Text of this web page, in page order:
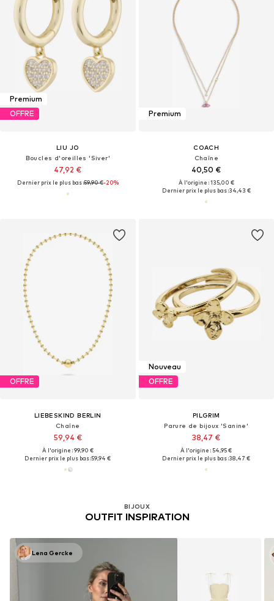
Premium
OFFRE
LIU JO
Boucles d'oreilles 'Siver'
47,92 €
Dernier prix le plus bas :59,90 €-20%
Premium
COACH
Chaîne
40,50 €
À l'origine : 135,00 €
Dernier prix le plus bas :34,43 €
OFFRE
LIEBESKIND BERLIN
Chaîne
59,94 €
À l'origine : 99,90 €
Dernier prix le plus bas :59,94 €
Nouveau
OFFRE
PILGRIM
Parure de bijoux 'Sanine'
38,47 €
À l'origine : 54,95 €
Dernier prix le plus bas :38,47 €
BIJOUX
OUTFIT INSPIRATION
Lena Gercke